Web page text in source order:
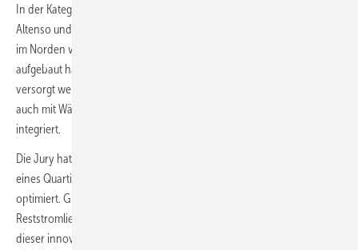
In der Kategorie für herausragende Projekte haben Schoonship, SMA
Altenso und Fluence die Preise abgeräumt. Schoonship ist ein Projekt
im Norden von Amsterdam, bei dem die Entwickler ein Mikronetz
aufgebaut haben, über das 46 einzelne Gebäude mit Solarenergie
versorgt werden – mit Strom und über Luft-Wasser-Wärmepumpen
auch mit Wärme. In das Inselnetz ist zudem ein Batteriespeicher
integriert.
Die Jury hat vor allem das innovative Energiemanagement innerhalb
eines Quartiers überzeugt, das den Eigenverbrauch des Solarstroms
optimiert. Gleichzeitig nutzt es Day-ahead-Preise für die
Reststromlieferung und bietet 80 Kilowatt Flexibilität fürs Netz. Dank
dieser innovativen Lösung verbraucht das Wohnprojekt nur ein Drittel